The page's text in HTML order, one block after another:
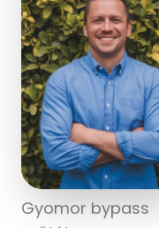
Gyomor bypass